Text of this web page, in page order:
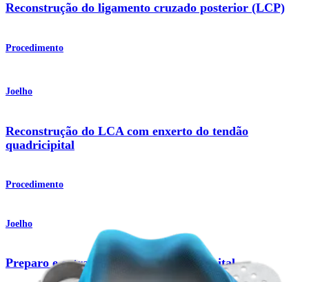
Reconstrução do ligamento cruzado posterior (LCP)
Procedimento
Joelho
Reconstrução do LCA com enxerto do tendão
quadricipital
Procedimento
Joelho
Preparo e extração do tendão quadricipital